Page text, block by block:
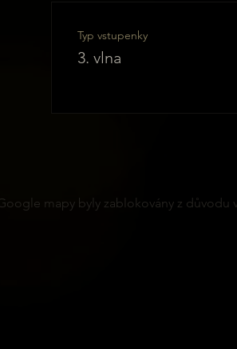
Typ vstupenky
3. vlna
mapy byly zablokovány z důvodu